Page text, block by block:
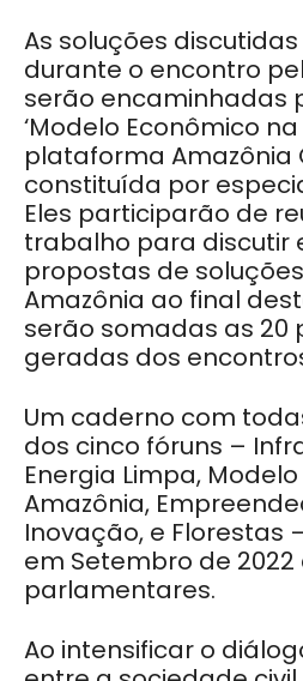
As soluções
durante o encontro
serão encaminhadas
‘Modelo Econômico
plataforma Amazônia
constituída por
Eles participarão de
trabalho para discutir
propostas de
Amazônia ao final
serão somadas as 20
geradas dos
Um caderno com
dos cinco fóruns –
Energia Limpa,
Amazônia,
Inovação, e Florestas
em Setembro de 2022
parlamentares.
Ao intensificar o